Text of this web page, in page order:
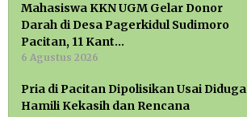
Mahasiswa KKN UGM Gelar Donor
Darah di Desa Pagerkidul Sudimoro
Pacitan, 11 Kant…
6 Agustus 2026
Pria di Pacitan Dipolisikan Usai Diduga
Hamili Kekasih dan Rencana